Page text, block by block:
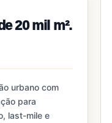
20 mil m².
urbano com
para
last-mile e